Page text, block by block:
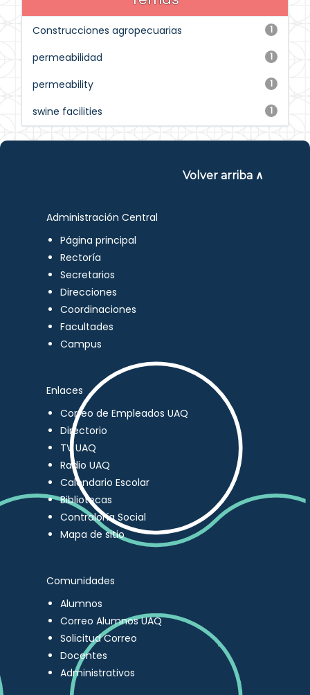
1
Construcciones agropecuarias
1
permeabilidad
1
permeability
1
swine facilities
Volver arriba ∧
Administración Central
Página principal
Rectoría
Secretarios
Direcciones
Coordinaciones
Facultades
Campus
Enlaces
Correo de Empleados UAQ
Directorio
TV UAQ
Radio UAQ
Calendario Escolar
Bibliotecas
Contraloría Social
Mapa de sitio
Comunidades
Alumnos
Correo Alumnos UAQ
Solicitud Correo
Docentes
Administrativos